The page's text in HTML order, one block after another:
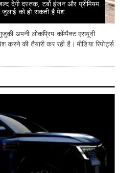
देगी दस्तक, टर्बो इंजन और प्रीमियम
जुलाई को हो सकती है पेश
अपनी लोकप्रिय कॉम्पैक्ट एसयूवी
की तैयारी कर रही है। मीडिया रिपोर्ट्स